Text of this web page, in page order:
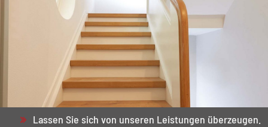
Lassen Sie sich von unseren Leistungen überzeugen.